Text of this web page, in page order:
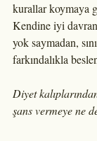
kurallar koymaya
Kendine iyi
yok saymadan,
farkındalıkla
Diyet
şans vermeye ne